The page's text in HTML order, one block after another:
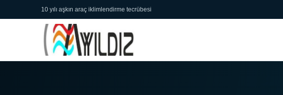
10 yılı aşkın araç iklimlendirme tecrübesi